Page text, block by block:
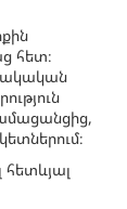
հետ։
հետևյալ